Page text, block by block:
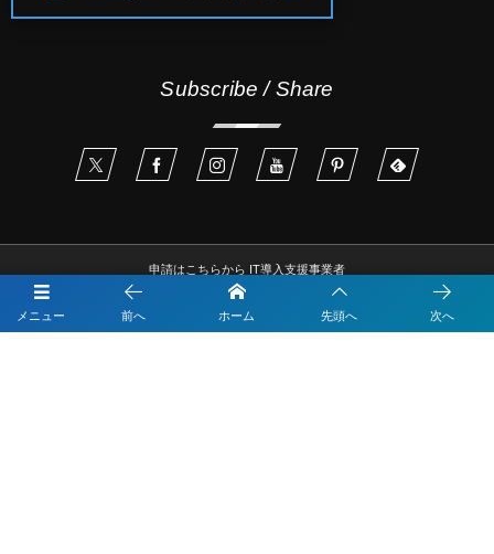
メニュー 前へ ホーム 先頭へ 次へ
Subscribe / Share
申請はこちらから IT導入支援事業者
Googleマップ集客なら「Monster-MEO」